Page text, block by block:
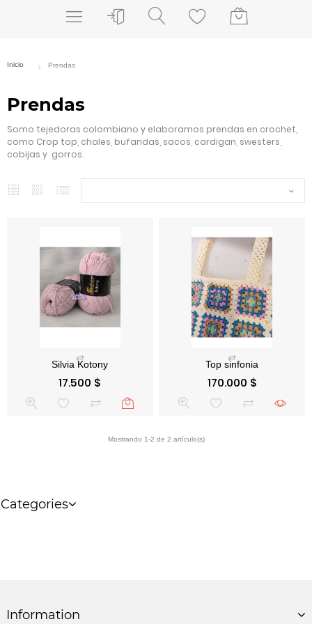
Prendas
Somo tejedoras colombiano y elaboramos prendas en crochet,
como Crop top, chales, bufandas, sacos, cardigan, swesters,
cobijas y gorros.
Precio
17.500 $ Precio
170.000 $
Categories
Information